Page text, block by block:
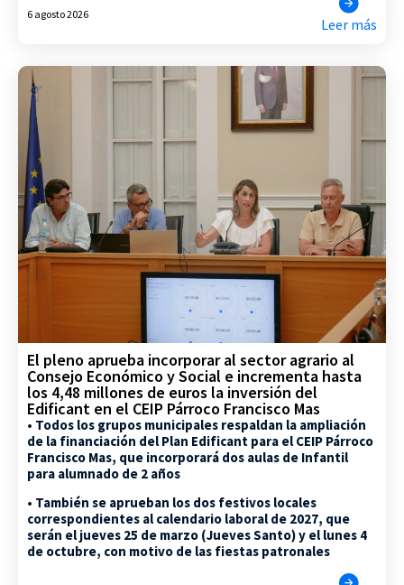
6 agosto 2026
Leer más
El pleno aprueba incorporar al sector agrario al
Consejo Económico y Social e incrementa hasta
los 4,48 millones de euros la inversión del
Edificant en el CEIP Párroco Francisco Mas
• Todos los grupos municipales respaldan la ampliación
de la financiación del Plan Edificant para el CEIP Párroco
Francisco Mas, que incorporará dos aulas de Infantil
para alumnado de 2 años
• También se aprueban los dos festivos locales
correspondientes al calendario laboral de 2027, que
serán el jueves 25 de marzo (Jueves Santo) y el lunes 4
de octubre, con motivo de las fiestas patronales